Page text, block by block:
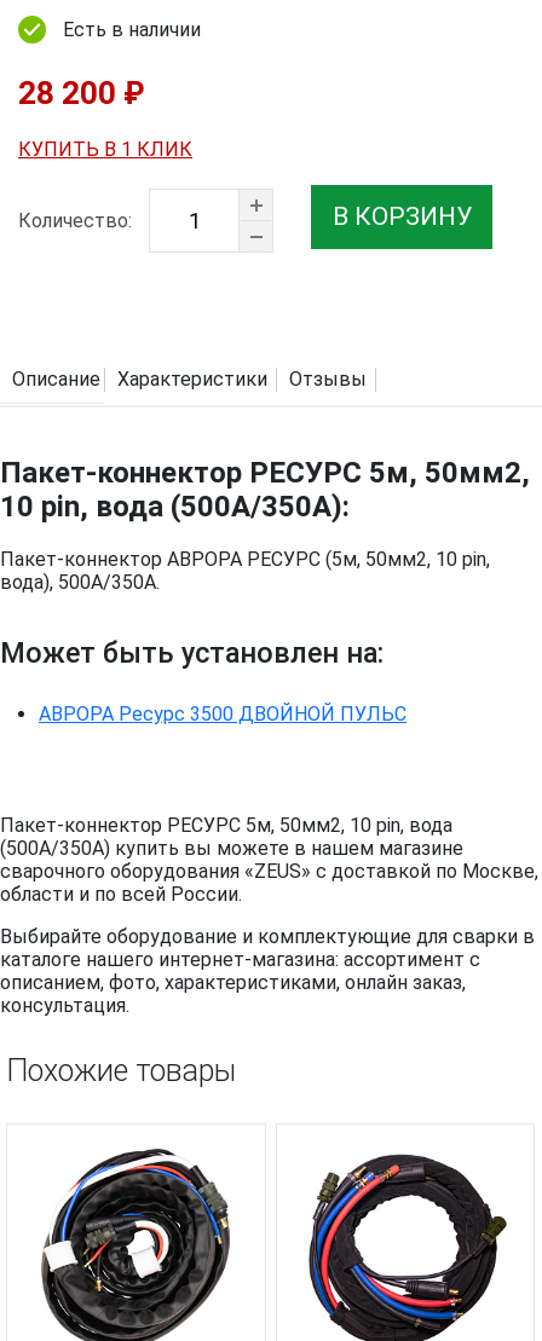
Есть в наличии
28 200 ₽
КУПИТЬ В 1 КЛИК
Количество: В КОРЗИНУ
Описание Характеристики Отзывы
Пакет-коннектор РЕСУРС 5м, 50мм2,
10 pin, вода (500A/350A):
Пакет-коннектор АВРОРА РЕСУРС (5м, 50мм2, 10 pin,
вода), 500А/350А.
Может быть установлен на:
АВРОРА Ресурс 3500 ДВОЙНОЙ ПУЛЬС
Пакет-коннектор РЕСУРС 5м, 50мм2, 10 pin, вода
(500A/350A) купить вы можете в нашем магазине
сварочного оборудования «ZEUS» с доставкой по Москве,
области и по всей России.
Выбирайте оборудование и комплектующие для сварки в
каталоге нашего интернет-магазина: ассортимент с
описанием, фото, характеристиками, онлайн заказ,
консультация.
Похожие товары